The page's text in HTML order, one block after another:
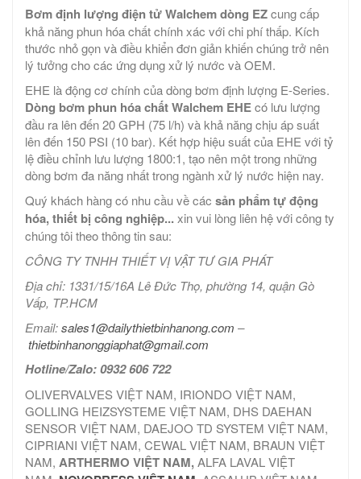
Bơm định lượng điện tử Walchem dòng EZcung cấp
khả năng phun hóa chất chính xác với chi phí thấp. Kích
thước nhỏ gọn và điều khiển đơn giản khiến chúng trở nên
lý tưởng cho các ứng dụng xử lý nước và OEM.
EHE là động cơ chính của dòng bơm định lượng E-Series.
Dòng bơm phun hóa chất Walchem EHEcó lưu lượng
đầu ra lên đến 20 GPH (75 l/h) và khả năng chịu áp suất
lên đến 150 PSI (10 bar). Kết hợp hiệu suất của EHE với tỷ
lệ điều chỉnh lưu lượng 1800:1, tạo nên một trong những
dòng bơm đa năng nhất trong ngành xử lý nước hiện nay.
Quý khách hàng có nhu cầu về các sản phẩm tự động
hóa, thiết bị công nghiệp...xin vui lòng liên hệ với công ty
chúng tôi theo thông tin sau:
CÔNG TY TNHH THIẾT VỊ VẬT TƯ GIA PHÁT
Địa chỉ: 1331/15/16A Lê Đức Thọ, phường 14, quận Gò
Vấp, TP.HCM
Email:sales1@dailythietbinhanong.com –
thietbinhanonggiaphat@gmail.com
Hotline/Zalo: 0932 606 722
OLIVERVALVES VIỆT NAM, IRIONDO VIỆT NAM,
GOLLING HEIZSYSTEME VIỆT NAM, DHS DAEHAN
SENSOR VIỆT NAM, DAEJOO TD SYSTEM VIỆT NAM,
CIPRIANI VIỆT NAM, CEWAL VIỆT NAM, BRAUN VIỆT
NAM, ARTHERMO VIỆT NAM,ALFA LAVAL VIỆT